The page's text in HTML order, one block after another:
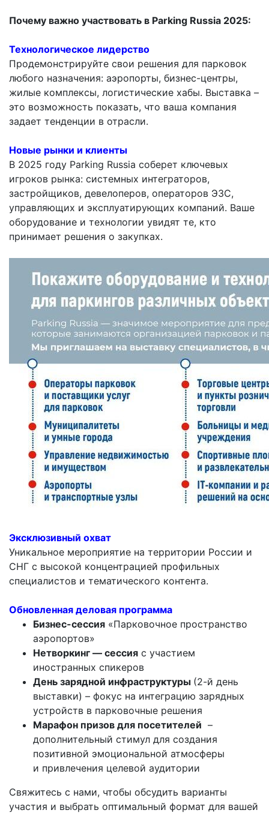
Почему важно участвовать в Parking Russia 2025:
Технологическое лидерство
Продемонстрируйте свои решения для парковок
любого назначения: аэропорты, бизнес-центры,
жилые комплексы, логистические хабы. Выставка –
это возможность показать, что ваша компания
задает тенденции в отрасли.
Новые рынки и клиенты
В 2025 году Parking Russia соберет ключевых
игроков рынка: системных интеграторов,
застройщиков, девелоперов, операторов ЭЗС,
управляющих и эксплуатирующих компаний. Ваше
оборудование и технологии увидят те, кто
принимает решения о закупках.
Эксклюзивный охват
Уникальное мероприятие на территории России и
СНГ с высокой концентрацией профильных
специалистов и тематического контента.
Обновленная деловая программа
Бизнес-сессия «Парковочное пространство
аэропортов»
Нетворкинг — сессия с участием
иностранных спикеров
День зарядной инфраструктуры (2-й день
выставки) – фокус на интеграцию зарядных
устройств в парковочные решения
Марафон призов для посетителей –
дополнительный стимул для создания
позитивной эмоциональной атмосферы
и привлечения целевой аудитории
Свяжитесь с нами, чтобы обсудить варианты
участия и выбрать оптимальный формат для вашей